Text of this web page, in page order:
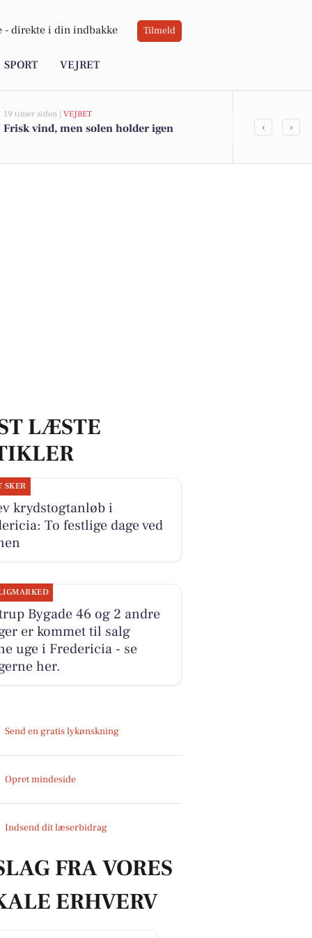
- direkte i din indbakke Tilmeld
SPORT VEJRET
19 timer siden | VEJRET
Frisk vind, men solen holder igen
Top 6 over
‹ ›
LÆSTE
SKER
krydstogtanløb i
To festlige dage ved
Bygade 46 og 2 andre
er kommet til salg
uge i Fredericia - se
her.
Send en gratis lykønskning
Opret mindeside
Indsend dit læserbidrag
FRA VORES
ERHVERV